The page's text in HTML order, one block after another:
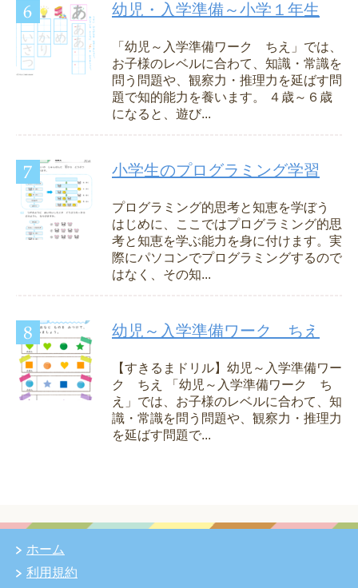
幼児・入学準備～小学１年生
「幼児～入学準備ワーク ちえ」では、
お子様のレベルに合わて、知識・常識を
問う問題や、観察力・推理力を延ばす問
題で知的能力を養います。 ４歳～６歳
になると、遊び...
小学生のプログラミング学習
プログラミング的思考と知恵を学ぼう
はじめに、ここではプログラミング的思
考と知恵を学ぶ能力を身に付けます。実
際にパソコンでプログラミングするので
はなく、その知...
幼児～入学準備ワーク ちえ
【すきるまドリル】幼児～入学準備ワー
ク ちえ 「幼児～入学準備ワーク ち
え」では、お子様のレベルに合わて、知
識・常識を問う問題や、観察力・推理力
を延ばす問題で...
ホーム
利用規約